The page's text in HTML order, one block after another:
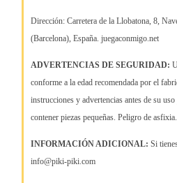
Dirección: Carretera de la Llobatona, 8,
(Barcelona), España. juegaconmigo.net
ADVERTENCIAS DE SEGURIDAD:
conforme a la edad recomendada por el
instrucciones y advertencias antes de su
contener piezas pequeñas. Peligro de asfixia.
INFORMACIÓN ADICIONAL: Si
info@piki-piki.com